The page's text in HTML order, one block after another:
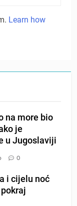
Learn how
na more bio
je
u Jugoslaviji
0
i cijelu noć